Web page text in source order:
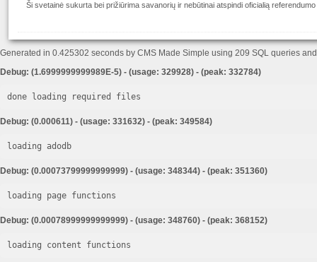
Ši svetainė sukurta bei prižiūrima savanorių ir nebūtinai atspindi oficialią
Generated in 0.425302 seconds by CMS Made Simple using 209 SQL queries
Debug: (1.6999999999989E-5) - (usage: 329928) - (peak: 332784)
done loading required files
Debug: (0.000611) - (usage: 331632) - (peak: 349584)
loading adodb
Debug: (0.00073799999999999) - (usage: 348344) - (peak: 351360)
loading page functions
Debug: (0.00078999999999999) - (usage: 348760) - (peak: 368152)
loading content functions